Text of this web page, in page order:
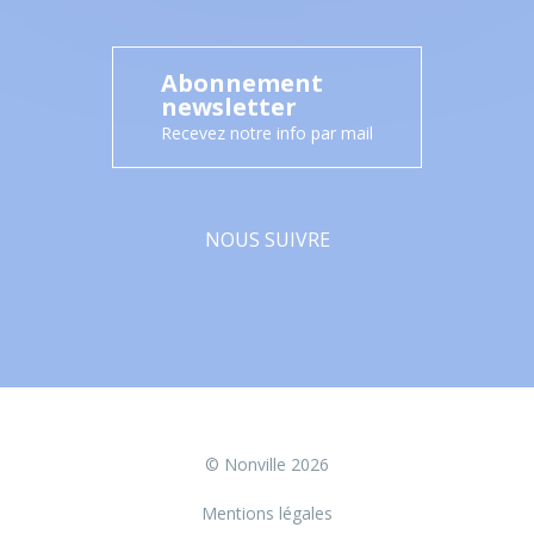
Abonnement
newsletter
Recevez notre info par mail
NOUS SUIVRE
© Nonville 2026
Mentions légales